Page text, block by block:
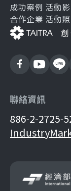
成功案例
合作企業
活動
活動
聯絡資訊
886-2-2725-